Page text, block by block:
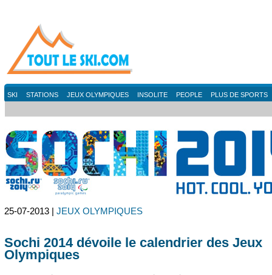
SKI STATIONS JEUX OLYMPIQUES INSOLITE PEOPLE PLUS DE SPORTS
25-07-2013 | JEUX OLYMPIQUES
Sochi 2014 dévoile le calendrier des Jeux
Olympiques